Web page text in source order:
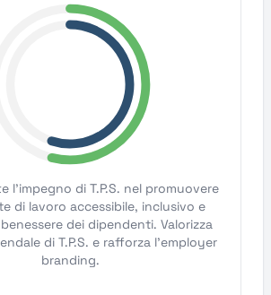
l'impegno di T.P.S. nel promuovere
di lavoro accessibile, inclusivo e
dei dipendenti. Valorizza
di T.P.S. e rafforza l'employer
branding.